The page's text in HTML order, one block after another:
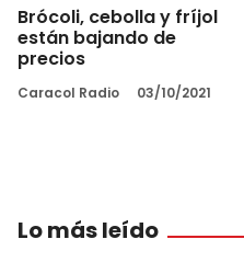
Brócoli, cebolla y fríjol
están bajando de
precios
Caracol Radio 03/10/2021
Lo más leído